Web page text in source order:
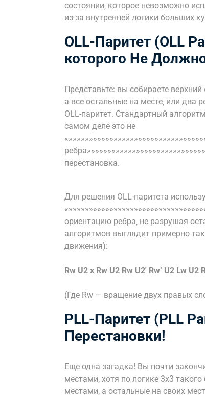
состоянии‚ которое невозможно
из-за внутренней логики больших
OLL-Паритет (OLL
которого Не
Представьте: вы собираете верхний
а все остальные на месте‚ или два
OLL-паритет. Стандартный
самом деле это не
перестановка.
Для решения OLL-паритета
ориентацию ребра‚ не разрушая
алгоритмов выглядит примерно
движения):
Rw U2 x Rw U2 Rw U2′ Rw’ U2 Lw U2
(Где Rw — вращение двух правых
PLL-Паритет (PLL
Перестановки!
Еще одна загадка! Вы почти
местами‚ хотя по логике 3х3
местами‚ а остальные на своих